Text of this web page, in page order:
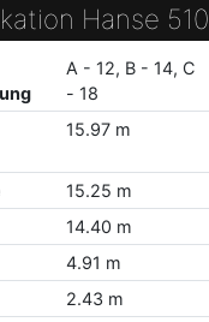
Hanse 510
A - 12, B - 14, C
- 18
15.97 m
15.25 m
14.40 m
4.91 m
2.43 m